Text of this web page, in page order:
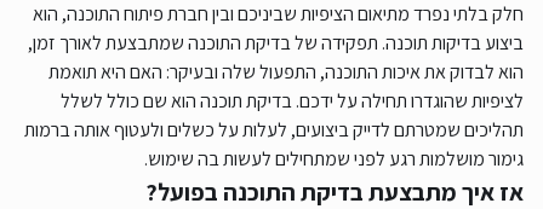
חלק בלתי נפרד מתיאום הציפיות שביניכם ובין חברת פיתוח התוכנה, הוא
ביצוע בדיקות תוכנה. תפקידה של בדיקת התוכנה שמתבצעת לאורך זמן,
הוא לבדוק את איכות התוכנה, התפעול שלה ובעיקר: האם היא תואמת
לציפיות שהוגדרו תחילה על ידכם. בדיקת תוכנה הוא שם כולל לשלל
תהליכים שמטרתם לדייק ביצועים, לעלות על כשלים ולעטוף אותה ברמות
גימור מושלמות רגע לפני שמתחילים לעשות בה שימוש.
אז איך מתבצעת בדיקת התוכנה בפועל?